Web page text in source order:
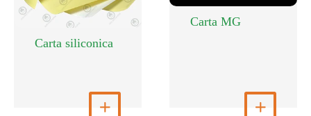
Carta siliconica
Visualizza altro

Carta MG
Visualizza altro
